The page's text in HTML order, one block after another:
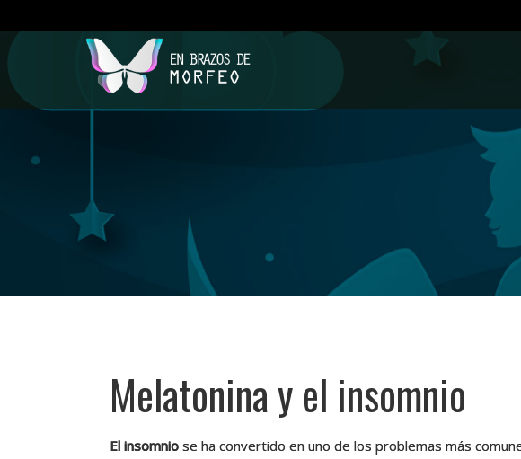
Melatonina y el insomnio
El insomnio se ha convertido en uno de los problemas más